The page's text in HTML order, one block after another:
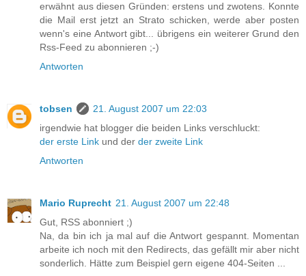
erwähnt aus diesen Gründen:erstens undzwotens . Konnte
die Mail erst jetzt an Strato schicken, werde aber posten
wenn's eine Antwort gibt... übrigens ein weiterer Grund den
Rss-Feed zu abonnieren ;-)
Antworten
tobsen
21. August 2007 um 22:03
irgendwie hat blogger die beiden Links verschluckt:
der erste Link und der der zweite Link
Antworten
Mario Ruprecht 21. August 2007 um 22:48
Gut, RSS abonniert ;)
Na, da bin ich ja mal auf die Antwort gespannt. Momentan
arbeite ich noch mit den Redirects, das gefällt mir aber nicht
sonderlich. Hätte zum Beispiel gern eigene 404-Seiten ...